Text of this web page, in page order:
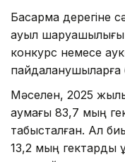
Басқарма дерегіне
ауыл шаруашылығы
конкурс немесе
пайдаланушыларға
Мәселен, 2025
аумағы 83,7 мың
табысталған. Ал
13,2 мың гектарды